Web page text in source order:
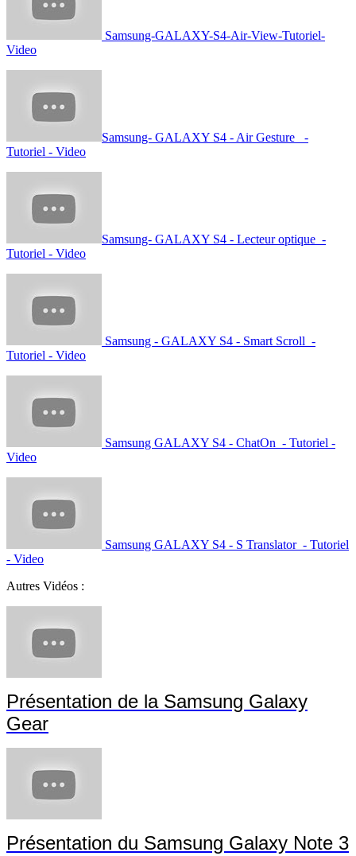
Samsung-GALAXY-S4-Air-View-Tutoriel-
Video
Samsung- GALAXY S4 - Air Gesture -
Tutoriel - Video
Samsung- GALAXY S4 - Lecteur optique -
Tutoriel - Video
Samsung - GALAXY S4 - Smart Scroll -
Tutoriel - Video
Samsung GALAXY S4 - ChatOn - Tutoriel -
Video
Samsung GALAXY S4 - S Translator - Tutoriel
- Video
Autres Vidéos :
Présentation de la Samsung Galaxy
Gear
Présentation du Samsung Galaxy Note 3